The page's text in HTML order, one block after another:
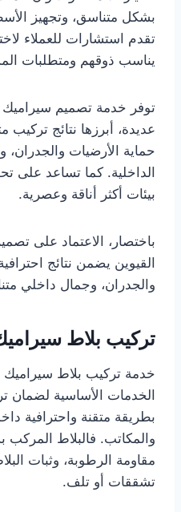
بشكل متناسق، وتجهيز
تقدم استشارات للعملاء
يناسب ذوقهم ومتطلبات
توفر خدمة تصميم سيراميك
عديدة، أبرزها نتائج تركيب
حماية الأرضيات
الداخلية. كما تساعد على
بيئات أكثر أناقة وعصرية.
باختصار، الاعتماد على
القيوين يضمن نتائج
والجدران، وجمال داخلي
تركيب بلاط
خدمة تركيب بلاط سيراميك
الخدمات الأساسية لضمان
بطريقة متقنة واحترافية
والمكاتب. فالبلاط
مقاومة الرطوبة، وثبات
تشققات أو تلف.